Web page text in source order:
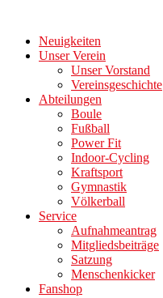
wechselnNeuigkeiten
Unser Verein
Unser Vorstand
Vereinsgeschichte
Abteilungen
Boule
Fußball
Power Fit
Indoor-Cycling
Kraftsport
Gymnastik
Völkerball
Service
Aufnahmeantrag
Mitgliedsbeiträge
Satzung
Menschenkicker
Fanshop